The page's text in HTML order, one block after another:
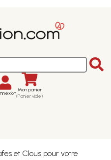
Mon panier
(Panier vide)
et Clous pour votre